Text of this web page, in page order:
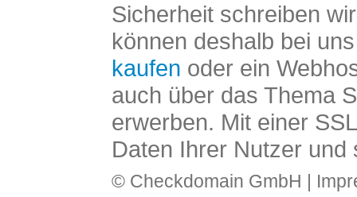
Sicherheit schreiben
können deshalb bei
kaufen oder ein
auch über das Thema
erwerben. Mit einer
Daten Ihrer Nutzer und
© Checkdomain GmbH |